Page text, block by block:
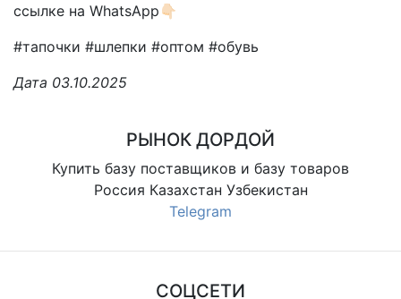
ссылке на WhatsApp👇🏻
#тапочки #шлепки #оптом #обувь
Дата 03.10.2025
РЫНОК ДОРДОЙ
Купить базу поставщиков и базу товаров
Россия Казахстан Узбекистан
Telegram
СОЦСЕТИ